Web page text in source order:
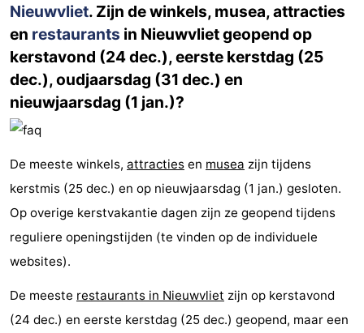
-
Rondvaarten
-
Speeltuinen
-
Binnenspeeltuinen
-
Bowlen
-
Minigolfbanen
Wellness
centra
Dorpen
&
Steden
Natuur
Sporten
Nieuwvliet. Zijn de winkels, musea, attracties
en restaurants in Nieuwvliet geopend op
kerstavond (24 dec.), eerste kerstdag (25
dec.), oudjaarsdag (31 dec.) en
nieuwjaarsdag (1 jan.)?
De meeste winkels, attracties en musea zijn tijdens
kerstmis (25 dec.) en op nieuwjaarsdag (1 jan.) gesloten.
Op overige kerstvakantie dagen zijn ze geopend tijdens
reguliere openingstijden (te vinden op de individuele
websites).
De meeste restaurants in Nieuwvliet zijn op kerstavond
(24 dec.) en eerste kerstdag (25 dec.) geopend, maar een